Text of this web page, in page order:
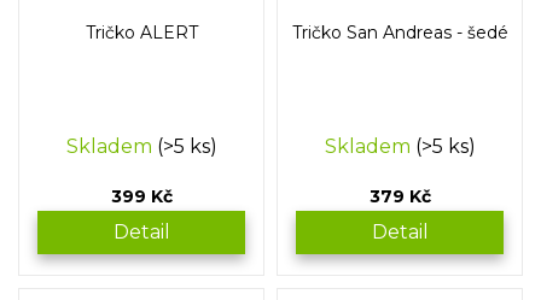
Tričko ALERT
Skladem (>5 ks)
399 Kč
Detail
Tričko San Andreas - šedé
Skladem (>5 ks)
379 Kč
Detail